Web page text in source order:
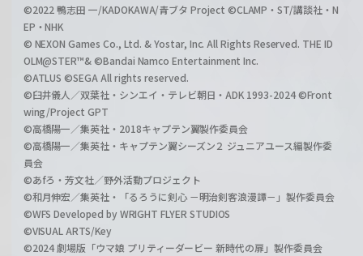
©2022 鴨志田 一/KADOKAWA/青ブタ Project ©CLAMP・ST/講談社・N
EP・NHK
© NEXON Games Co., Ltd. & Yostar, Inc. All Rights Reserved. THE ID
OLM@STER™& ©Bandai Namco Entertainment Inc.
©ATLUS ©SEGA All rights reserved.
©臼井儀人／双葉社・シンエイ・テレビ朝日・ADK 1993-2024 ©Front
wing/Project GPT
©高橋陽一／集英社・2018キャプテン翼製作委員会
©高橋陽一／集英社・キャプテン翼シーズン２ ジュニアユース編製作委
員会
©あfろ・芳文社／野外活動プロジェクト
©和月伸宏／集英社・「るろうに剣心 －明治剣客浪漫譚－」製作委員会
©WFS Developed by WRIGHT FLYER STUDIOS
©VISUAL ARTS/Key
©2024 劇場版「ウマ娘 プリティーダービー 新時代の扉」製作委員会